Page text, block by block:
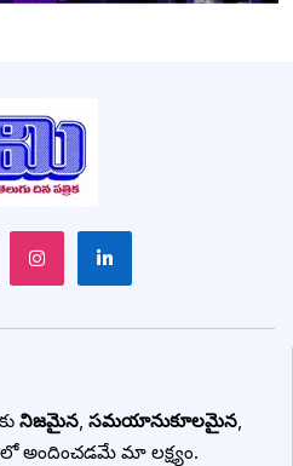
నిజమైన, సమయానుకూలమైన,
అందించడమే మా లక్ష్యం.